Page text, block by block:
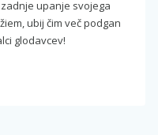
upanje svojega
ubij čim več podgan
glodavcev!